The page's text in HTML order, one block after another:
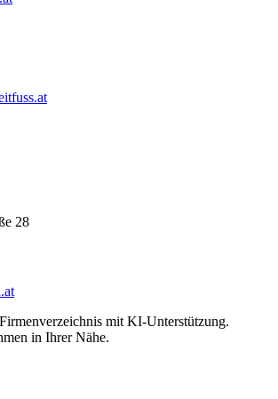
28
mit KI-Unterstützung.
in Ihrer Nähe.